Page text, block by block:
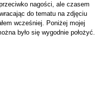
nagości, ale czasem
do tematu na zdjęciu
wcześniej. Poniżej mojej
było się wygodnie położyć.